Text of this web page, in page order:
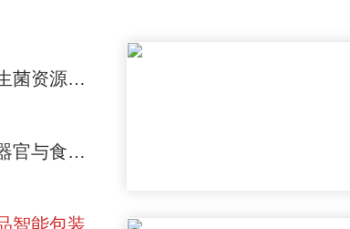
益生菌资源挖掘、功能评价及应用
类器官与食品科学
智能包装